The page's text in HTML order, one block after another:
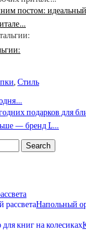
постом:
,Стиль
подарков для
— бренд L…
Напольный